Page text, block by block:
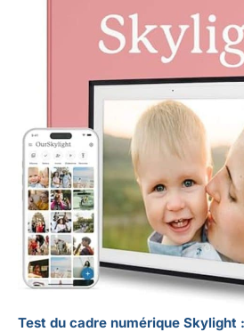
Test du cadre numérique Skylight